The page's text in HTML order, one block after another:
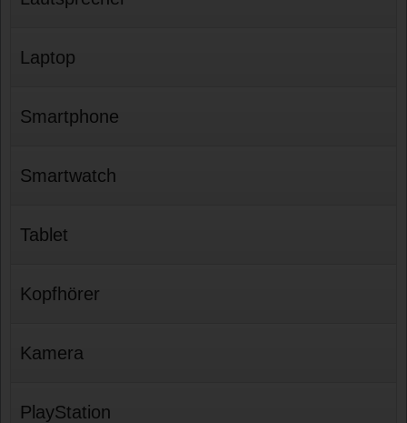
Laptop
Smartphone
Smartwatch
Tablet
Kopfhörer
Kamera
PlayStation